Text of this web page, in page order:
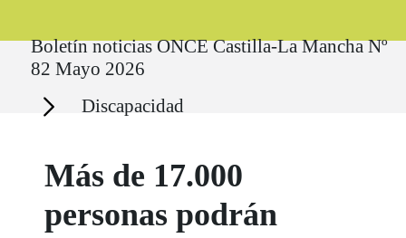
Boletín noticias ONCE Castilla-La Mancha Nº
82 Mayo 2026
Secciones Discapacidad
Más de 17.000
personas podrán